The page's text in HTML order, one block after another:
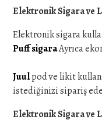
Elektronik Sigara ve
Elektronik sigara
Puff sigaraAyrıca
Juulpod ve likit
istediğinizi sipariş
Elektronik Sigara ve